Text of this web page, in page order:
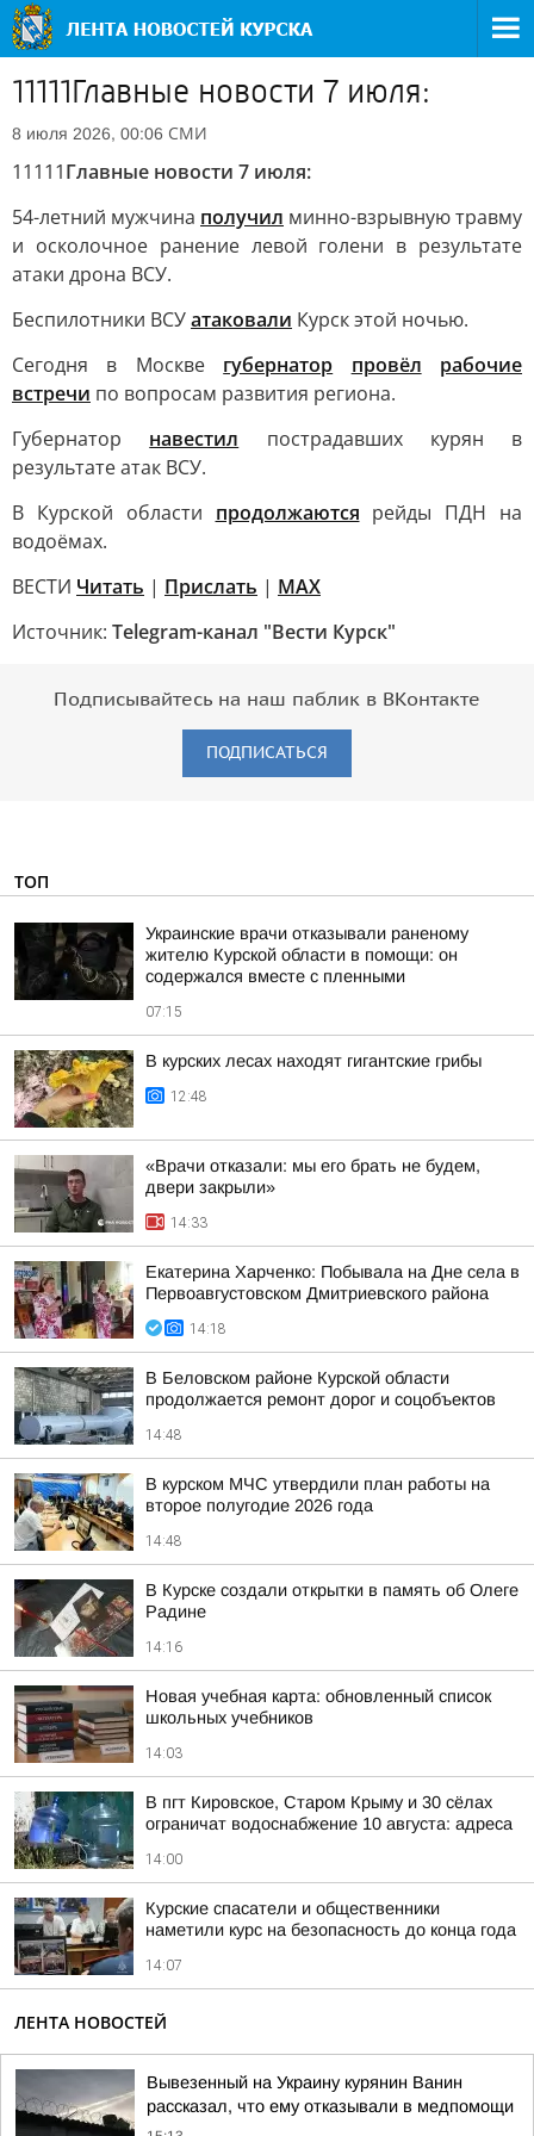
11111Главные новости 7 июля:
8 июля 2026, 00:06 СМИ
11111Главные новости 7 июля:
54-летний мужчина получил минно-взрывную травму
и осколочное ранение левой голени в результате
атаки дрона ВСУ.
Беспилотники ВСУатаковали Курск этой ночью.
Сегодня в Москве губернатор провёл
рабочие
встречи по вопросам развития региона.
Губернатор навестил пострадавших курян в
результате атак ВСУ.
В Курской области продолжаются рейды ПДН на
водоёмах.
ВЕСТИ Читать | Прислать | MAX
Источник: Telegram-канал "Вести Курск"
Подписывайтесь на наш паблик в ВКонтакте
ПОДПИСАТЬСЯ
ТОП
Украинские врачи отказывали раненому
жителю Курской области в помощи: он
содержался вместе с пленными
07:15
В курских лесах находят гигантские грибы
12:48
«Врачи отказали: мы его брать не будем,
двери закрыли»
14:33
Екатерина Харченко: Побывала на Дне села в
Первоавгустовском Дмитриевского района
14:18
В Беловском районе Курской области
продолжается ремонт дорог и соцобъектов
14:48
В курском МЧС утвердили план работы на
второе полугодие 2026 года
14:48
В Курске создали открытки в память об Олеге
Радине
14:16
Новая учебная карта: обновленный список
школьных учебников
14:03
В пгт Кировское, Старом Крыму и 30 сёлах
ограничат водоснабжение 10 августа: адреса
14:00
Курские спасатели и общественники
наметили курс на безопасность до конца года
14:07
ЛЕНТА НОВОСТЕЙ
Вывезенный на Украину курянин Ванин
рассказал, что ему отказывали в медпомощи